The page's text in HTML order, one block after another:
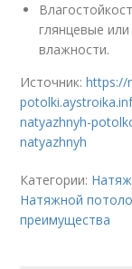
глянцевые
влажности.
Источник:https://
natyazhnyh-
natyazhnyh
Категории:
Натяжной
преимущества